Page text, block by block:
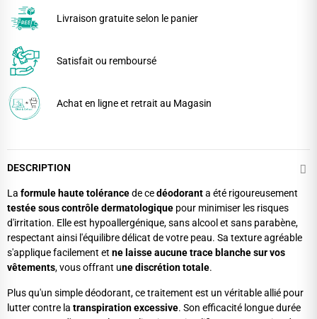
Livraison gratuite selon le panier
Satisfait ou remboursé
Achat en ligne et retrait au Magasin
DESCRIPTION
La formule haute tolérancede cedéodoranta été rigoureusement
testée sous contrôle dermatologique pour minimiser les risques
d'irritation. Elle est hypoallergénique, sans alcool et sans parabène,
respectant ainsi l'équilibre délicat de votre peau. Sa texture agréable
s'applique facilement et ne laisse aucune trace blanche sur vos
vêtements, vous offrant une discrétion totale.
Plus qu'un simple déodorant, ce traitement est un véritable allié pour
lutter contre la transpiration excessive. Son efficacité longue durée